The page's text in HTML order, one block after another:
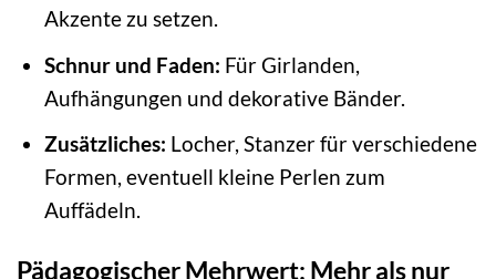
Akzente zu setzen.
Schnur und Faden: Für Girlanden,
Aufhängungen und dekorative Bänder.
Zusätzliches: Locher, Stanzer für verschiedene
Formen, eventuell kleine Perlen zum
Auffädeln.
Pädagogischer Mehrwert: Mehr als nur